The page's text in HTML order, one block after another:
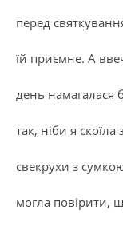
перед
їй приємне. А
день намагалася
так, ніби я
свекрухи з
могла повірити,